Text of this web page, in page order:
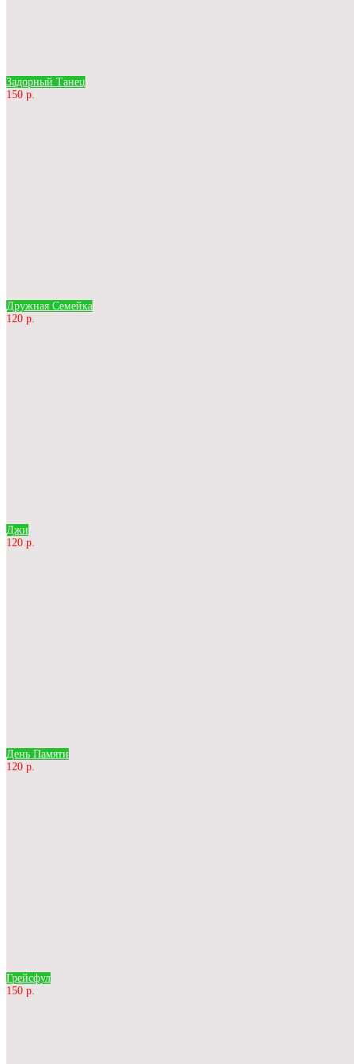
Задорный Танец
150 р.
Дружная Семейка
120 р.
Джи
120 р.
День Памяти
120 р.
Грейсфул
150 р.